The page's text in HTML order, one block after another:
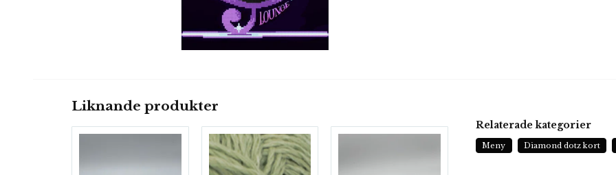
Liknande produkter
Relaterade kategorier
Meny Diamond dotz kort